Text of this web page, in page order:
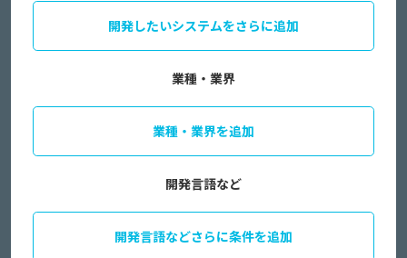
開発したいシステムをさらに追加
業種・業界
業種・業界を追加
開発言語など
開発言語などさらに条件を追加